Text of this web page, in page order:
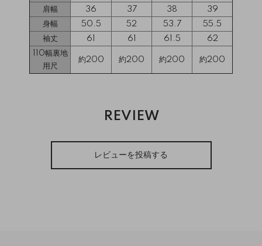
肩幅
36 37 38
39
身幅
50.5 52 53.7
55.5
袖丈
61 61 61.5
62
110幅裏地
用尺
約200 約200 約200 約200
REVIEW
レビューを投稿する